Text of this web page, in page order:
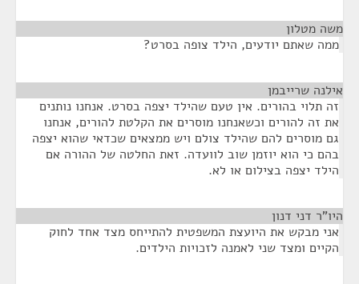
משה מטלון
ממה שאתם יודעים, הילד צופה בסרט?
אילנה שרייבמן
זה תלוי בהורים. אין טעם שהילד יצפה בסרט. אנחנו נותנים
את זה להורים וכשאנחנו מוסרים את הקלטת להורים, אנחנו
גם מוסרים להם שהילד צולם ויש ממצאים שכדאי שהוא יצפה
בהם כי הוא יוזמן שוב לוועדה. זאת החלטה של ההורה אם
הילד יצפה בצילום או לא.
היו"ר דני דנון
אני מבקש את היועצת המשפטית להתייחס מצד אחד לחוק
הקיים ומצד שני לאמנה לזכויות הילדים.